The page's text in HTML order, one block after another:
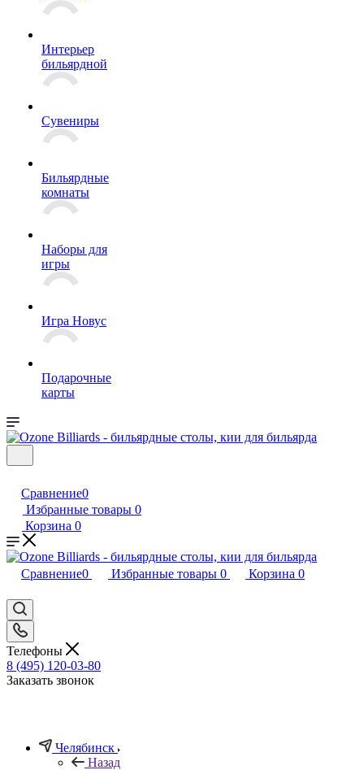
Интерьер
бильярдной
Сувениры
Бильярдные
комнаты
Наборы для
игры
Игра Новус
Подарочные
карты
Сравнение0
Избранные товары 0
Корзина 0
Сравнение0 Избранные товары 0 Корзина 0
Телефоны
8 (495) 120-03-80
Заказать звонок
Челябинск
Назад